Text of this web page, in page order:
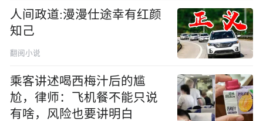
人间政道:漫漫仕途幸有红颜
知己
翻阅小说
乘客讲述喝西梅汁后的尴
尬，律师：飞机餐不能只说
有啥，风险也要讲明白